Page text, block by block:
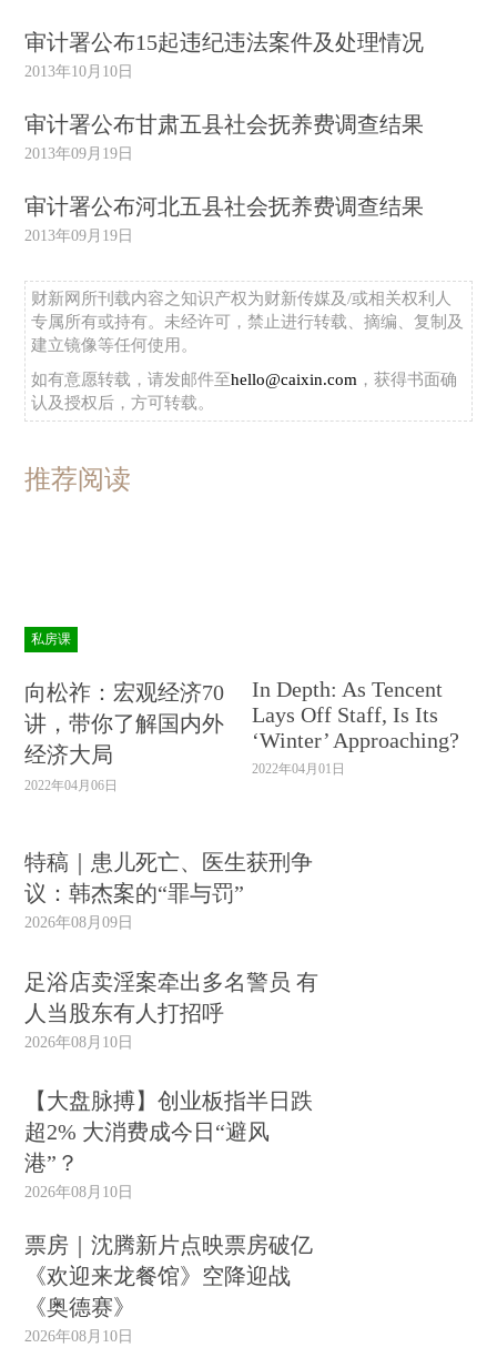
审计署公布15起违纪违法案件及处理情况
2013年10月10日
审计署公布甘肃五县社会抚养费调查结果
2013年09月19日
审计署公布河北五县社会抚养费调查结果
2013年09月19日
财新网所刊载内容之知识产权为财新传媒及/或相关权利人
专属所有或持有。未经许可，禁止进行转载、摘编、复制及
建立镜像等任何使用。
如有意愿转载，请发邮件至hello@caixin.com ，获得书面确
认及授权后，方可转载。
推荐阅读
私房课
向松祚：宏观经济70
讲，带你了解国内外
经济大局
2022年04月06日
In Depth: As Tencent
Lays Off Staff, Is Its
‘Winter’ Approaching?
2022年04月01日
特稿｜患儿死亡、医生获刑争
议：韩杰案的“罪与罚”
2026年08月09日
足浴店卖淫案牵出多名警员 有
人当股东有人打招呼
2026年08月10日
【大盘脉搏】创业板指半日跌
超2% 大消费成今日“避风
港”？
2026年08月10日
票房｜沈腾新片点映票房破亿
《欢迎来龙餐馆》空降迎战
《奥德赛》
2026年08月10日